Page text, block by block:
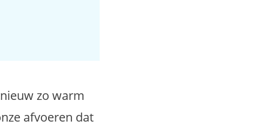
zo warm
afvoeren dat